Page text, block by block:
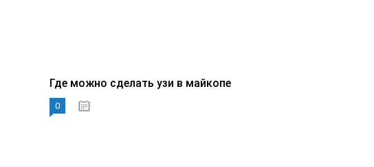
Где можно сделать узи в майкопе
0